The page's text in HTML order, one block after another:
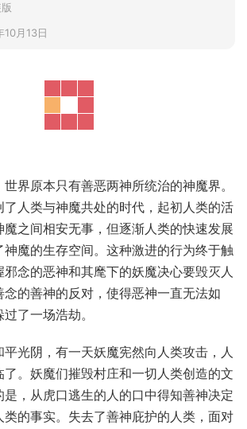
10月13日
界原本只有善恶两神所统治的神魔界。
人类与神魔共处的时代，起初人类的活
之间相安无事，但逐渐人类的快速发展
魔的生存空间。这种激进的行为终于触
念的恶神和其麾下的妖魔决心要毁灭人
的善神的反对，使得恶神一直无法如
了一场浩劫。
光阴，有一天妖魔宪然向人类攻击，人
。妖魔们摧毁村庄和一切人类创造的文
是，从虎口逃生的人的口中得知善神决定
的事实。失去了善神庇护的人类，面对